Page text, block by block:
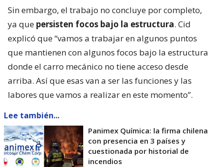
Sin embargo, el trabajo no concluye por completo,
ya que persisten focos bajo la estructura. Cid
explicó que “vamos a trabajar en algunos puntos
que mantienen con algunos focos bajo la estructura
donde el carro mecánico no tiene acceso desde
arriba. Así que esas van a ser las funciones y las
labores que vamos a realizar en este momento”.
Lee también...
Panimex Química: la firma chilena
con presencia en 3 países y
cuestionada por historial de
incendios